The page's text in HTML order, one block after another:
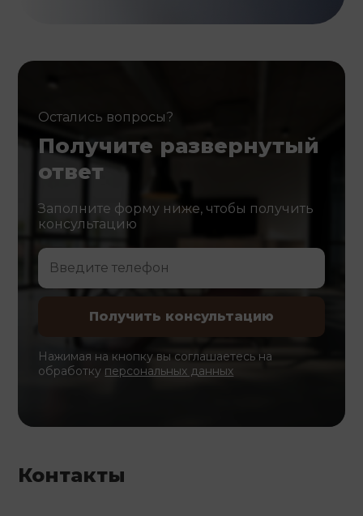
Остались вопросы?
Получите развернутый
ответ
Заполните форму ниже, чтобы получить
консультацию
Нажимая на кнопку вы соглашаетесь на
обработку персональных данных
Контакты